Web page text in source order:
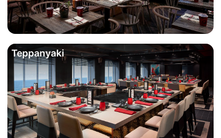
Teppanyaki